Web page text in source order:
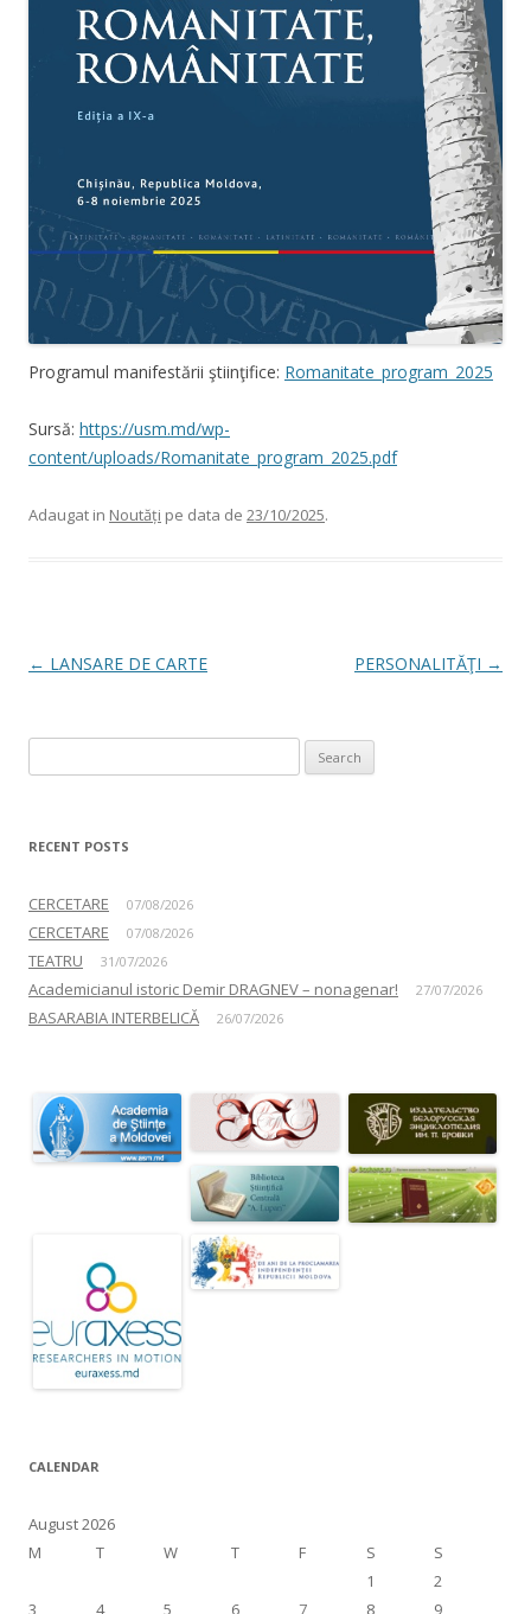
Programul manifestării ştiinţifice: Romanitate_program_2025
Sursă: https://usm.md/wp-
content/uploads/Romanitate_program_2025.pdf
Adaugat in Noutăți pe data de 23/10/2025.
Post navigation
← LANSARE DE CARTE PERSONALITĂŢI →
RECENT POSTS
CERCETARE 07/08/2026
CERCETARE 07/08/2026
TEATRU 31/07/2026
Academicianul istoric Demir DRAGNEV – nonagenar! 27/07/2026
BASARABIA INTERBELICĂ 26/07/2026
CALENDAR
August 2026
M
T W T F S S
1
2
3
4 5 6 7 8
9